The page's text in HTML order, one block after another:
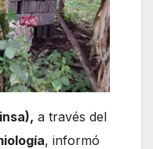
a través del
, informó